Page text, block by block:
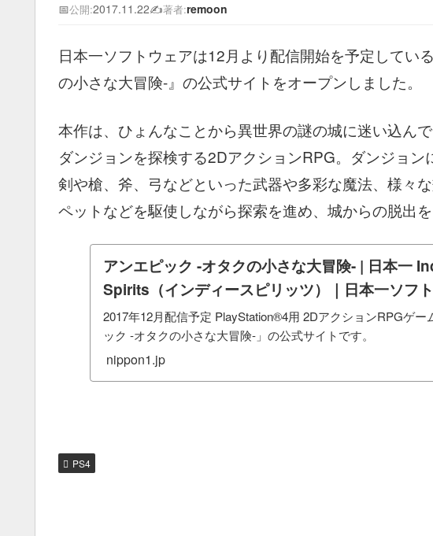
📅公開:2017.11.22✍️著者:remoon
日本一ソフトウェアは12月より配信開始を予定してい
の小さな大冒険-』の公式サイトをオープンしました。
本作は、ひょんなことから異世界の謎の城に迷い込ん
ダンジョンを探検する2DアクションRPG。ダンジョン
剣や槍、斧、弓などといった武器や多彩な魔法、様々
ペットなどを駆使しながら探索を進め、城からの脱出を
アンエピック -オタクの小さな大冒険- | 日本一
Spirits（インディースピリッツ）｜日本一ソフ
2017年12月配信予定 PlayStation®4用 2DアクションRPGゲー
ック -オタクの小さな大冒険-」の公式サイトです。
nippon1.jp
PS4